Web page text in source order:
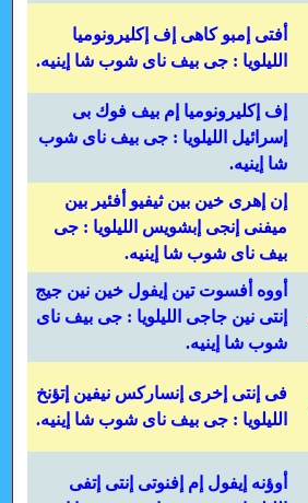
أفتى إمبو كاهى إف إكليرونوميا
الليلويا : جى بيف ناى شوب شا إينيه.
إف إكليرونوميا إم بيف فوك بى
إسرائيل الليلويا : جى بيف ناى شوب
شا إينيه.
إن إهرى خين بين ثيفيو أفئير بين
ميفنى إنجى إبشويس الليلويا : جى
بيف ناى شوب شا إينيه.
أووه أفسوت تين إيفول خين نين جيج
إنتى نين جاجى الليلويا : جى بيف ناى
شوب شا إينيه.
فى إنتى إخرى إنساركس نيفين إتؤنخ
الليلويا : جى بيف ناى شوب شا إينيه.
أوؤنه إيفول إم إفنوتى إنتى إتفى